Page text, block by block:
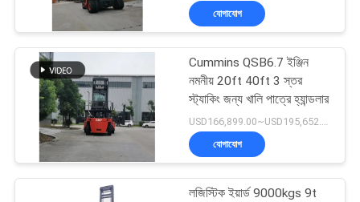
পেট্রল এলপিজি ফর্কলিফ্ট
যোগাযোগ
Cummins QSB6.7 ইঞ্জিন
নমনীয় 20ft 40ft 3 স্তর
স্ট্যাকিং জন্য খালি পাত্রে হ্যান্ডলার
যোগাযোগ
লজিস্টিক ইয়ার্ড 9000kgs 9t